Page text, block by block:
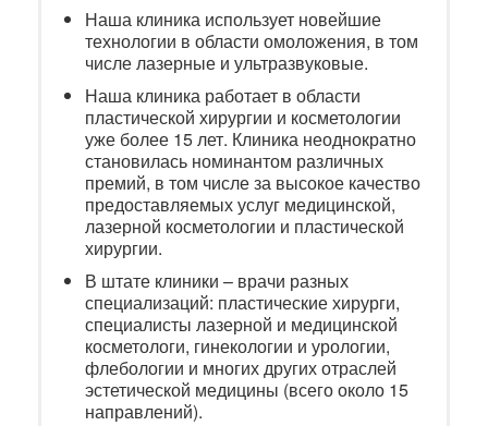
Наша клиника использует новейшие
технологии в области омоложения, в том
числе лазерные и ультразвуковые.
Наша клиника работает в области
пластической хирургии и косметологии
уже более 15 лет. Клиника неоднократно
становилась номинантом различных
премий, в том числе за высокое качество
предоставляемых услуг медицинской,
лазерной косметологии и пластической
хирургии.
В штате клиники – врачи разных
специализаций: пластические хирурги,
специалисты лазерной и медицинской
косметологи, гинекологии и урологии,
флебологии и многих других отраслей
эстетической медицины (всего около 15
направлений).